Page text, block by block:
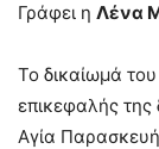
Γράφει η Λένα
Το δικαίωμά
επικεφαλής
Αγία